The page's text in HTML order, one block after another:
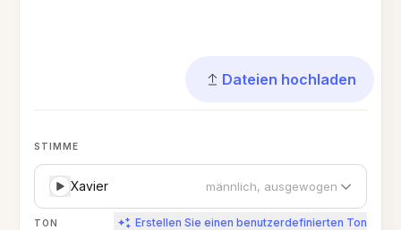
Dateien hochladen
STIMME
Xavier männlich, ausgewogen
TON Erstellen Sie einen benutzerdefinierten Ton